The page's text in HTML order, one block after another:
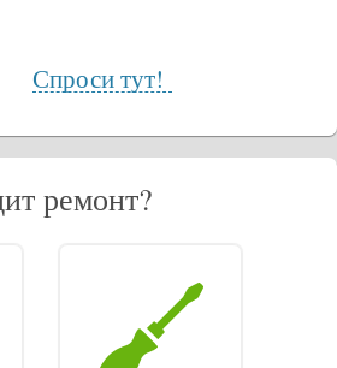
Спроси тут!
ремонт?